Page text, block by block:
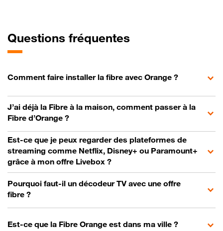
Questions fréquentes
Comment faire installer la fibre avec Orange ?
J’ai déjà la Fibre à la maison, comment passer à la
Fibre d’Orange ?
Est-ce que je peux regarder des plateformes de
streaming comme Netflix, Disney+ ou Paramount+
grâce à mon offre Livebox ?
Pourquoi faut-il un décodeur TV avec une offre
fibre ?
Est-ce que la Fibre Orange est dans ma ville ?